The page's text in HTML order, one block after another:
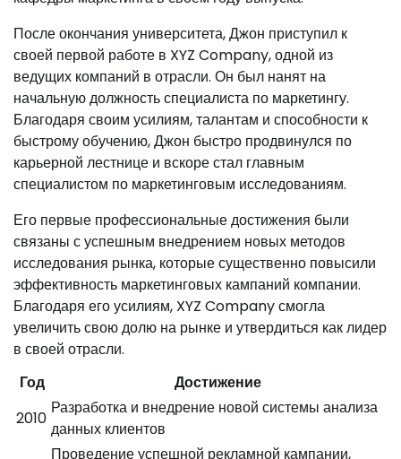
После окончания университета, Джон приступил к
своей первой работе в XYZ Company, одной из
ведущих компаний в отрасли. Он был нанят на
начальную должность специалиста по маркетингу.
Благодаря своим усилиям, талантам и способности к
быстрому обучению, Джон быстро продвинулся по
карьерной лестнице и вскоре стал главным
специалистом по маркетинговым исследованиям.
Его первые профессиональные достижения были
связаны с успешным внедрением новых методов
исследования рынка, которые существенно повысили
эффективность маркетинговых кампаний компании.
Благодаря его усилиям, XYZ Company смогла
увеличить свою долю на рынке и утвердиться как лидер
в своей отрасли.
Год
Достижение
2010
Разработка и внедрение новой системы анализа
данных клиентов
Проведение успешной рекламной кампании,